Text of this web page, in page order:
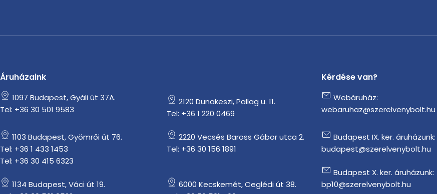
Áruházaink
1097 Budapest, Gyáli út 37A.
Tel: +36 30 501 9583
1103 Budapest, Gyömrői út 76.
Tel: +36 1 433 1453
Tel: +36 30 415 6323
1134 Budapest, Váci út 19.
2120 Dunakeszi, Pallag u. 11.
Tel: +36 1 220 0469
2220 Vecsés Baross Gábor utca 2.
Tel: +36 30 156 1891
6000 Kecskemét, Ceglédi út 38.
Kérdése van?
Webáruház:
webaruhaz@szerelvenybolt.hu
Budapest IX. ker. áruházunk:
budapest@szerelvenybolt.hu
Budapest X. ker. áruházunk:
bp10@szerelvenybolt.hu